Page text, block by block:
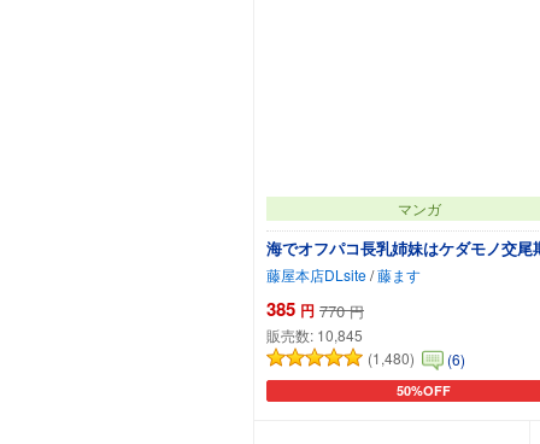
マンガ
海でオフパコ長乳姉妹はケダモノ交尾
藤屋本店DLsite/藤ます
385 円 770 円
販売数: 10,845
(1,480)
(6)
50%OFF
カートに追加